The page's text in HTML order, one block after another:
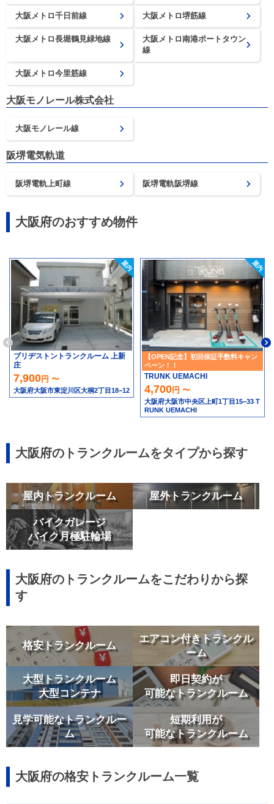
大阪メトロ千日前線 大阪メトロ堺筋線
大阪メトロ長堀鶴見緑地線
大阪メトロ南港ポートタウン
線
大阪メトロ今里筋線
大阪モノレール株式会社
大阪モノレール線
阪堺電気軌道
阪堺電軌上町線 阪堺電軌阪堺線
大阪府のおすすめ物件
ブリヂストントランクルーム 上新
庄
7,900円 〜
大阪府大阪市東淀川区大桐2丁目18−12
【OPEN記念】初回保証手数料キャン
ペーン！！
TRUNK UEMACHI
4,700円 〜
大阪府大阪市中央区上町1丁目15−33 T
RUNK UEMACHI
大阪府のトランクルームをタイプから探す
屋内トランクルーム 屋外トランクルーム
バイクガレージ
バイク月極駐輪場
大阪府のトランクルームをこだわりから探
す
格安トランクルーム
エアコン付きトランクル
ーム
大型トランクルーム
大型コンテナ
即日契約が
可能なトランクルーム
見学可能なトランクルー
ム
短期利用が
可能なトランクルーム
大阪府の格安トランクルーム一覧